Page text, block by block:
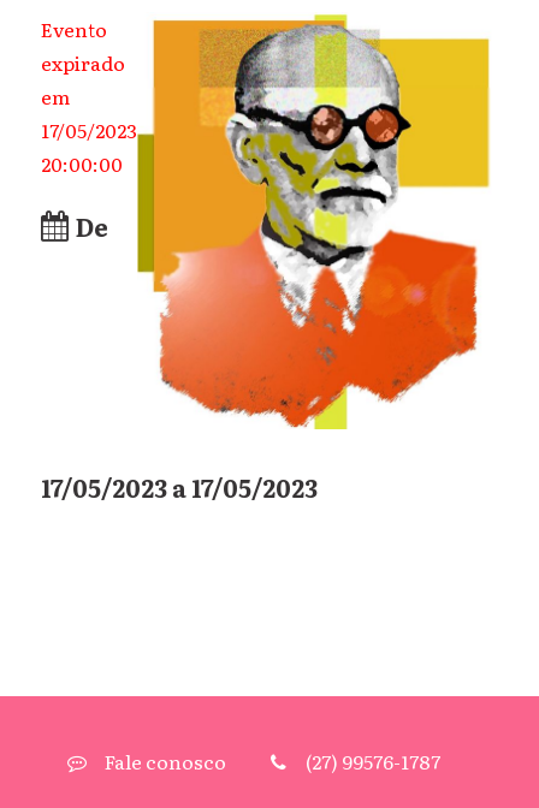
Evento
expirado
em
17/05/2023
20:00:00
De
17/05/2023 a 17/05/2023
Fale conosco (27) 99576-1787